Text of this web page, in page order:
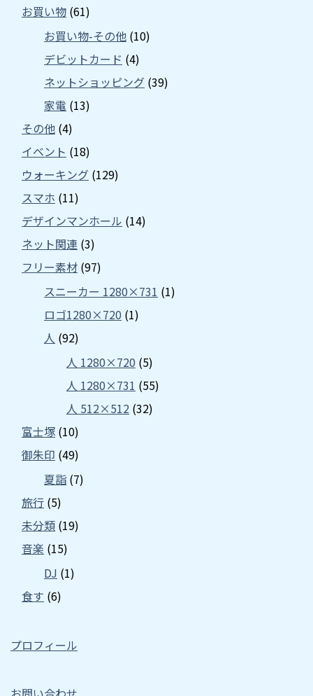
お買い物 (61)
お買い物-その他 (10)
デビットカード (4)
ネットショッピング (39)
家電 (13)
その他 (4)
イベント (18)
ウォーキング (129)
スマホ (11)
デザインマンホール (14)
ネット関連 (3)
フリー素材 (97)
スニーカー 1280×731 (1)
ロゴ1280×720 (1)
人 (92)
人 1280×720 (5)
人 1280×731 (55)
人 512×512 (32)
富士塚 (10)
御朱印 (49)
夏詣 (7)
旅行 (5)
未分類 (19)
音楽 (15)
DJ (1)
食す (6)
プロフィール